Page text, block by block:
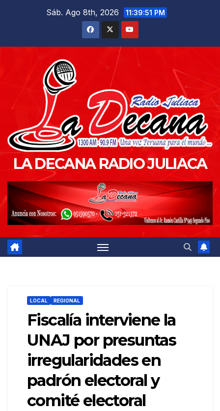
Sáb. Ago 8th, 2026 11:39:52 PM
LA DECANA RADIO JULIACA
LOCAL REGIONAL
Fiscalía interviene la
UNAJ por presuntas
irregularidades en
padrón electoral y
comité electoral